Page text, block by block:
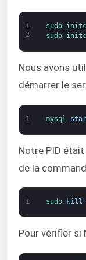
1
2
sudo
sudo
Nous avons
démarrer le
1 mysql
Notre PID
de la
1 sudo kill
Pour vérifier si